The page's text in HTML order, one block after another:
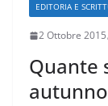
EDITORIA E
2 Ottobre 2015
Quante